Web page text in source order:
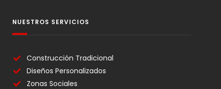
NUESTROS SERVICIOS
Construcción Tradicional
Diseños Personalizados
Zonas Sociales